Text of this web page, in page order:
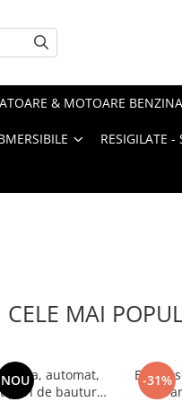
& MOTOARE BENZINA
RESIGILATE
CELE MAI
NOU
cafea, automat,
de bauturi,
-31%